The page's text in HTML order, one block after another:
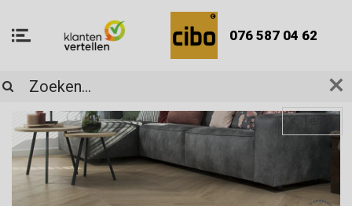
076 587 04 62
Terug